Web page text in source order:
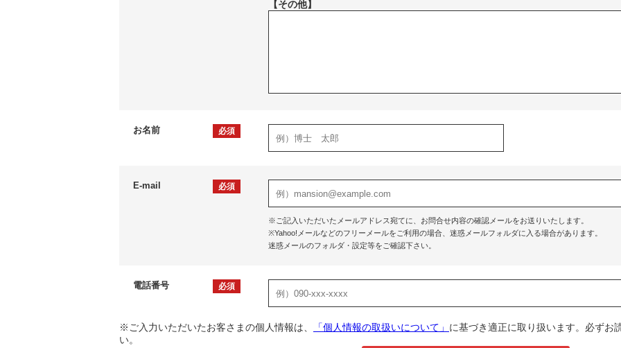
【その他】
お名前 必須
E-mail 必須
※ご記入いただいたメールアドレス宛てに、お問合せ内容の確認メールをお送りいたします。
※Yahoo!メールなどのフリーメールをご利用の場合、迷惑メールフォルダに入る場合があります。
迷惑メールのフォルダ・設定等をご確認下さい。
電話番号 必須
※ご入力いただいたお客さまの個人情報は、 「個人情報の取扱いについて」 に基づき適正に取り扱います。必ずお
い。